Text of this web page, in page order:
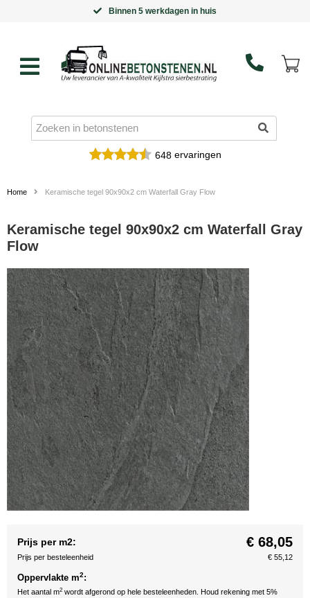
Binnen 5 werkdagen in huis
648ervaringen
Home Keramische tegel 90x90x2 cm Waterfall Gray Flow
Keramische tegel 90x90x2 cm Waterfall Gray
Flow
Prijs per m2: € 68,05
Prijs per besteleenheid € 55,12
Oppervlakte m2:
Het aantal m2 wordt afgerond op hele besteleenheden. Houd rekening met 5%